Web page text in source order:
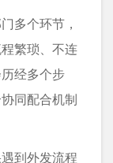
多个环节，
繁琐、不连
经多个步
同配合机制
到外发流程